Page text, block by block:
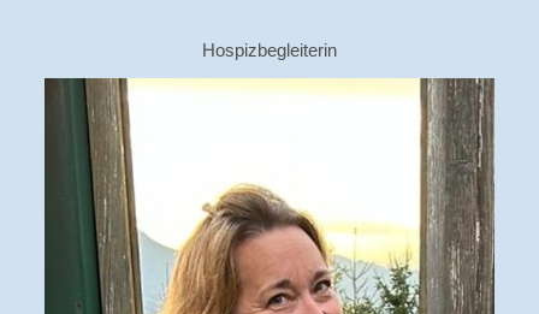
Hospizbegleiterin